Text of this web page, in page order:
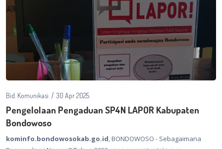
Bid. Komunikasi 30 Apr 2025
Pengelolaan Pengaduan SP4N LAPOR Kabupaten
Bondowoso
kominfo.bondowosokab.go.id , BONDOWOSO - Sebagaimana